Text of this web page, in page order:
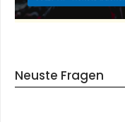
Neuste Fragen